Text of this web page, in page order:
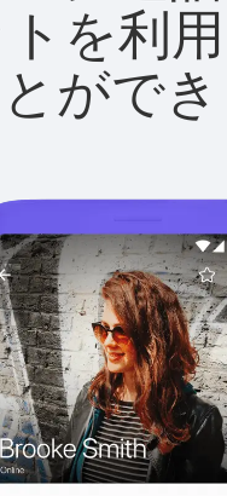
を利
ができ